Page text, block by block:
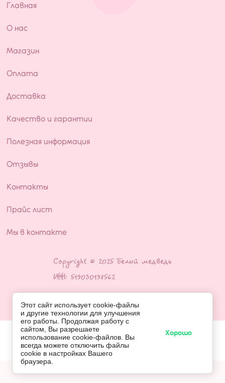
Главная
О нас
Магазин
Оплата
Доставка
Качество и гарантии
Полезная информация
Отзывы
Контакты
Прайс лист
Мы в контакте
Copyright © 2025 Белый медведь
ИНН: 519030198562
Этот сайт использует cookie-файлы
и другие технологии для улучшения
его работы. Продолжая работу с
сайтом, Вы разрешаете
использование cookie-файлов. Вы
всегда можете отключить файлы
cookie в настройках Вашего
браузера.
Хорошо